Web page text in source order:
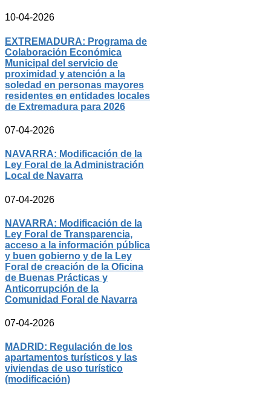
10-04-2026
EXTREMADURA: Programa de
Colaboración Económica
Municipal del servicio de
proximidad y atención a la
soledad en personas mayores
residentes en entidades locales
de Extremadura para 2026
07-04-2026
NAVARRA: Modificación de la
Ley Foral de la Administración
Local de Navarra
07-04-2026
NAVARRA: Modificación de la
Ley Foral de Transparencia,
acceso a la información pública
y buen gobierno y de la Ley
Foral de creación de la Oficina
de Buenas Prácticas y
Anticorrupción de la
Comunidad Foral de Navarra
07-04-2026
MADRID: Regulación de los
apartamentos turísticos y las
viviendas de uso turístico
(modificación)